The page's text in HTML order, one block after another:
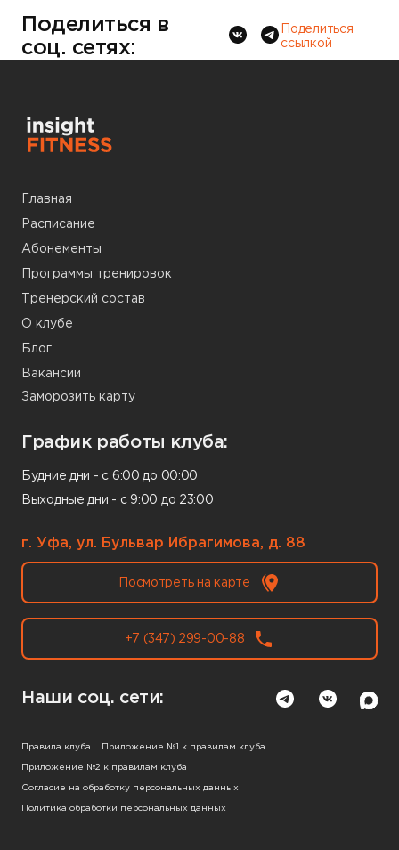
Поделиться в
соц. сетях:
Поделиться
ссылкой
Главная
Расписание
Абонементы
Программы тренировок
Тренерский состав
О клубе
Блог
Вакансии
Заморозить карту
График работы клуба:
Будние дни - с 6:00 до 00:00
Выходные дни - с 9:00 до 23:00
г. Уфа, ул. Бульвар Ибрагимова, д. 88
Посмотреть на карте
+7 (347) 299-00-88
Наши соц. сети:
Правила клуба Приложение №1 к правилам клуба
Приложение №2 к правилам клуба
Согласие на обработку персональных данных
Политика обработки персональных данных